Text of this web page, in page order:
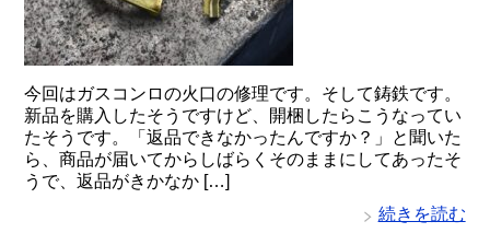
今回はガスコンロの火口の修理です。そして鋳鉄です。
新品を購入したそうですけど、開梱したらこうなってい
たそうです。「返品できなかったんですか？」と聞いた
ら、商品が届いてからしばらくそのままにしてあったそ
うで、返品がきかなか […]
続きを読む